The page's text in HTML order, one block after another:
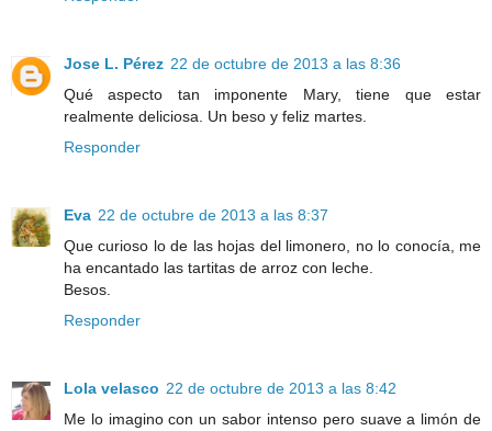
Jose L. Pérez 22 de octubre de 2013 a las 8:36
Qué aspecto tan imponente Mary, tiene que estar
realmente deliciosa. Un beso y feliz martes.
Responder
Eva 22 de octubre de 2013 a las 8:37
Que curioso lo de las hojas del limonero, no lo conocía, me
ha encantado las tartitas de arroz con leche.
Besos.
Responder
Lola velasco 22 de octubre de 2013 a las 8:42
Me lo imagino con un sabor intenso pero suave a limón de